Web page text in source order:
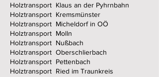
Holztransport Klaus an der Pyhrnbahn
Holztransport Kremsmünster
Holztransport Micheldorf in OÖ
Holztransport Molln
Holztransport Nußbach
Holztransport Oberschlierbach
Holztransport Pettenbach
Holztransport Ried im Traunkreis